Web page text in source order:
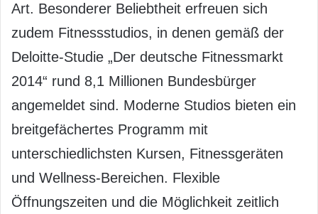
Art. Besonderer Beliebtheit erfreuen sich
zudem Fitnessstudios, in denen gemäß der
Deloitte-Studie „Der deutsche Fitnessmarkt
2014“ rund 8,1 Millionen Bundesbürger
angemeldet sind. Moderne Studios bieten ein
breitgefächertes Programm mit
unterschiedlichsten Kursen, Fitnessgeräten
und Wellness-Bereichen. Flexible
Öffnungszeiten und die Möglichkeit zeitlich